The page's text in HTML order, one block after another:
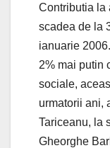
Contributia la
scadea de la
ianuarie
2% mai putin
sociale,
urmatorii ani,
Tariceanu, la
Gheorghe